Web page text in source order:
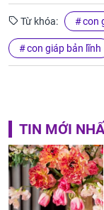
Từ khóa: con
con giáp bản lĩnh
TIN MỚI